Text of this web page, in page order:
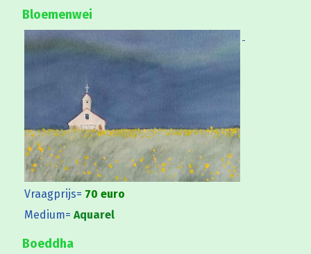
Bloemenwei
Vraagprijs= 70 euro
Medium= Aquarel
Boeddha